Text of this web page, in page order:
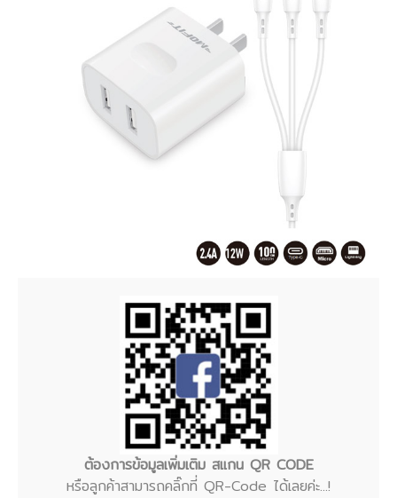
ต้องการข้อมูลเพิ่มเติม สแกน QR CODE
หรือลูกค้าสามารถคลิ๊กที่ QR-Code ได้เลยค่ะ...!